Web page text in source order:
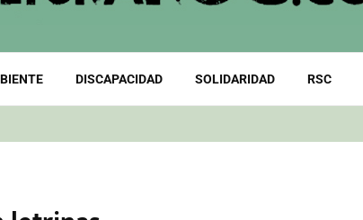
DISCAPACIDAD SOLIDARIDAD RSC